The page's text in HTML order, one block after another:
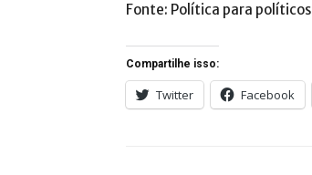
Fonte: Política para políticos
Compartilhe isso:
Twitter Facebook